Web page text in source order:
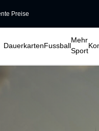
Preise
DauerkartenFussball
Mehr
Sport